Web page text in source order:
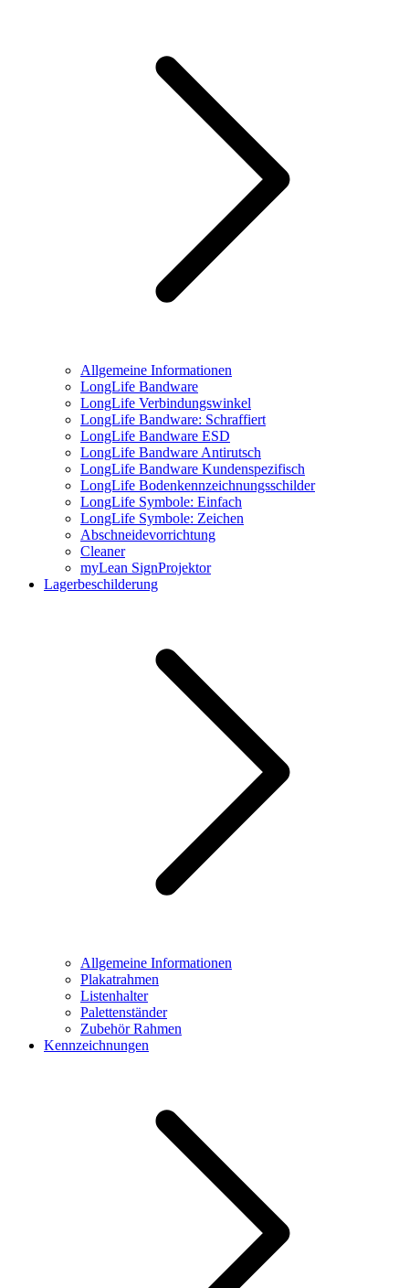
Allgemeine Informationen
LongLife Bandware
LongLife Verbindungswinkel
LongLife Bandware: Schraffiert
LongLife Bandware ESD
LongLife Bandware Antirutsch
LongLife Bandware Kundenspezifisch
LongLife Bodenkennzeichnungsschilder
LongLife Symbole: Einfach
LongLife Symbole: Zeichen
Abschneidevorrichtung
Cleaner
myLean SignProjektor
Lagerbeschilderung
Allgemeine Informationen
Plakatrahmen
Listenhalter
Palettenständer
Zubehör Rahmen
Kennzeichnungen